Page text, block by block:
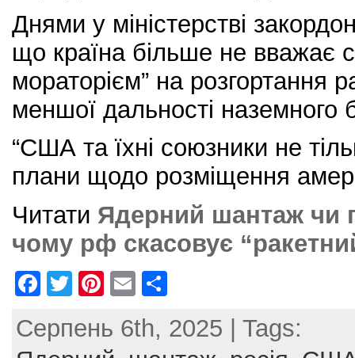
Днями у міністерстві
що країна більше не вважає
мораторієм” на розгортання
меншої дальності наземного
“США та їхні союзники не
плани щодо розміщення
Читати Ядерний шантаж чи
чому рф скасовує
F
c
T
itt
Pi
er
E
ai ar
Серпень 6th, 2025 | Tags: